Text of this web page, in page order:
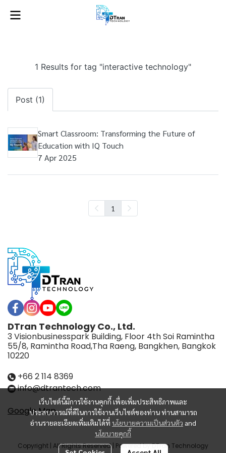
1 Results for tag "interactive technology"
Post (1)
Smart Classroom: Transforming the Future of
Education with IQ Touch
7 Apr 2025
1
เว็บไซต์นี้มีการใช้งานคุกกี้ เพื่อเพิ่มประสิทธิภาพและ
ประสบการณ์ที่ดีในการใช้งานเว็บไซต์ของท่าน ท่านสามารถ
อ่านรายละเอียดเพิ่มเติมได้ที่ นโยบายความเป็นส่วนตัว and
นโยบายคุกกี้
DTran Technology Co., Ltd.
3 Visionbusinesspark Building, Floor 4th Soi Ramintha
55/8, Ramintha Road,Tha Raeng, Bangkhen, Bangkok
10220
+66 2 114 8369
info@dtrantech.com
Google Map
Copyright | All Rights Reserved | Powered by DTran Technology